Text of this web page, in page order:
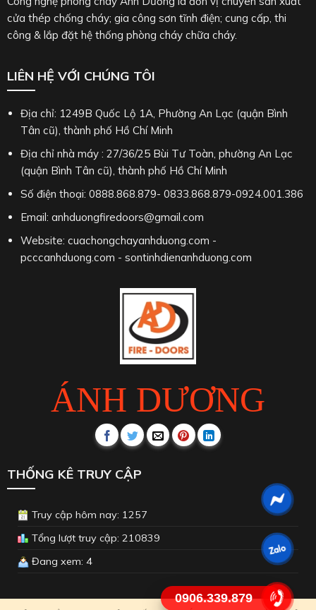
cửa thép chống cháy; gia công sơn tĩnh điện; cung cấp, thi
công & lắp đặt hệ thống phòng cháy chữa cháy.
ÁNH DƯƠNG
LIÊN HỆ VỚI CHÚNG TÔI
Địa chỉ: 1249B Quốc Lộ 1A, Phường An Lạc (quận Bình
Tân cũ), thành phố Hồ Chí Minh
Địa chỉ nhà máy : 27/36/25 Bùi Tư Toàn, phường An Lạc
(quận Bình Tân cũ), thành phố Hồ Chí Minh
Số điện thoại: 0888.868.879- 0833.868.879-0924.001.386
Email: anhduongfiredoors@gmail.com
Website: cuachongchayanhduong.com -
pcccanhduong.com - sontinhdienanhduong.com
THỐNG KÊ TRUY CẬP
Truy cập hôm nay: 1257
Tổng lượt truy cập: 210839
Đang xem: 4
0906.339.879